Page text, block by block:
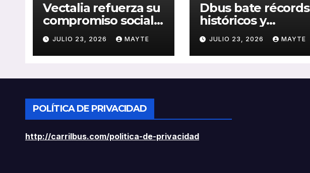
Vectalia refuerza su
compromiso social y
medioambiental
con la publicación
de su Memoria de
JULIO 23, 2026 MAYTE
Dbus bate récords
históricos y
consolida el auge
del transporte
público en San
JULIO 23, 2026 MAYTE
POLÍTICA DE PRIVACIDAD
http://carrilbus.com/politica-de-privacidad